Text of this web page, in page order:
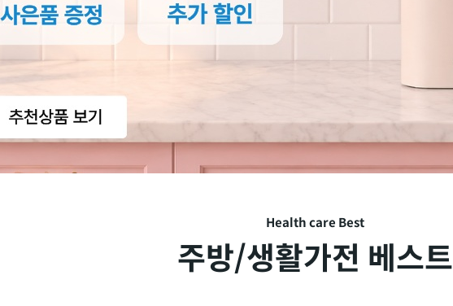
Health care Best
주방/생활가전 베스트